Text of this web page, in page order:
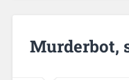
Murderbot,